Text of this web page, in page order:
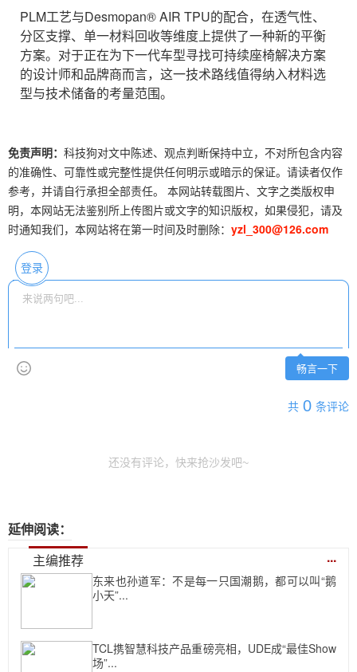
PLM工艺与Desmopan® AIR TPU的配合，在透气性、
分区支撑、单一材料回收等维度上提供了一种新的平衡
方案。对于正在为下一代车型寻找可持续座椅解决方案
的设计师和品牌商而言，这一技术路线值得纳入材料选
型与技术储备的考量范围。
免责声明： 科技狗对文中陈述、观点判断保持中立，不对所包含内容
的准确性、可靠性或完整性提供任何明示或暗示的保证。请读者仅作
参考，并请自行承担全部责任。 本网站转载图片、文字之类版权申
明，本网站无法鉴别所上传图片或文字的知识版权，如果侵犯，请及
时通知我们，本网站将在第一时间及时删除： yzl_300@126.com
登录
畅言一下
共 0 条评论
还没有评论，快来抢沙发吧~
延伸阅读：
主编推荐
...
东来也孙道军：不是每一只国潮鹅，都可以叫“鹅
小天”...
TCL携智慧科技产品重磅亮相，UDE成“最佳Show
场”...